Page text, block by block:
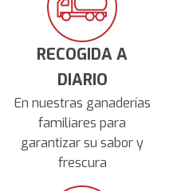
RECOGIDA A
DIARIO
En nuestras ganaderías
familiares para
garantizar su sabor y
frescura